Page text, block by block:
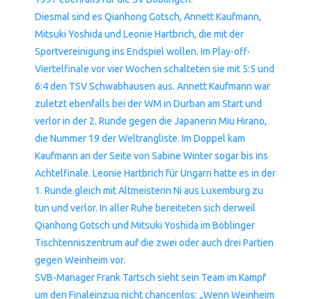
Diesmal sind es Qianhong Gotsch, Annett Kaufmann,
Mitsuki Yoshida und Leonie Hartbrich, die mit der
Sportvereinigung ins Endspiel wollen. Im Play-off-
Viertelfinale vor vier Wochen schalteten sie mit 5:5 und
6:4 den TSV Schwabhausen aus. Annett Kaufmann war
zuletzt ebenfalls bei der WM in Durban am Start und
verlor in der 2. Runde gegen die Japanerin Miu Hirano,
die Nummer 19 der Weltrangliste. Im Doppel kam
Kaufmann an der Seite von Sabine Winter sogar bis ins
Achtelfinale. Leonie Hartbrich für Ungarn hatte es in der
1. Runde gleich mit Altmeisterin Ni aus Luxemburg zu
tun und verlor. In aller Ruhe bereiteten sich derweil
Qianhong Gotsch und Mitsuki Yoshida im Böblinger
Tischtenniszentrum auf die zwei oder auch drei Partien
gegen Weinheim vor.
SVB-Manager Frank Tartsch sieht sein Team im Kampf
um den Finaleinzug nicht chancenlos: „Wenn Weinheim